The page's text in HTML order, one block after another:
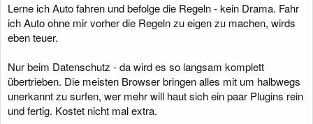
Lerne ich Auto fahren und befolge die Regeln - kein Drama. Fahr
ich Auto ohne mir vorher die Regeln zu eigen zu machen, wirds
eben teuer.
Nur beim Datenschutz - da wird es so langsam komplett
übertrieben. Die meisten Browser bringen alles mit um halbwegs
unerkannt zu surfen, wer mehr will haut sich ein paar Plugins rein
und fertig. Kostet nicht mal extra.